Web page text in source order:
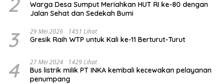
Warga Desa Sumput Meriahkan HUT RI ke-80 dengan
Jalan Sehat dan Sedekah Bumi ‎
3 29 Mei 2026 1451 Lihat
Gresik Raih WTP untuk Kali ke-11 Berturut-Turut
4 27 Mei 2024 1429 Lihat
Bus listrik milik PT INKA kembali kecewakan pelayanan
penumpang